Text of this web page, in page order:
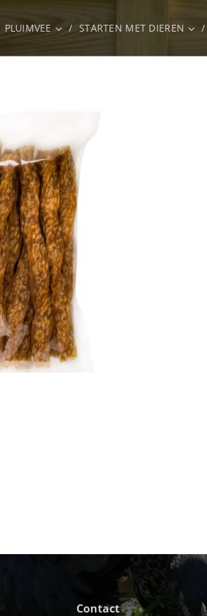
PLUIMVEE STARTEN MET DIEREN
Contact